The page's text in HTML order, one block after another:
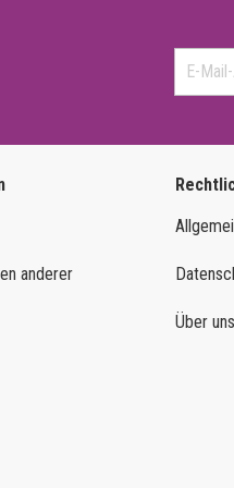
anderer
Über uns